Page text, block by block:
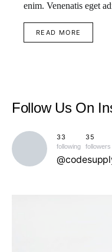
enim. Venenatis eget
READ MORE
Follow UsOn
33
following
35
followers